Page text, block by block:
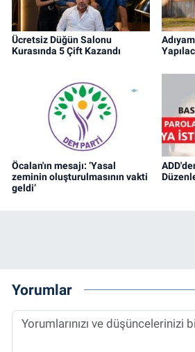
Ücretsiz Düğün Salonu
Kurasında 5 Çift Kazandı
Öcalan'ın mesajı: ‘Yasal
zeminin oluşturulmasının vakti
geldi’
Yorumlar